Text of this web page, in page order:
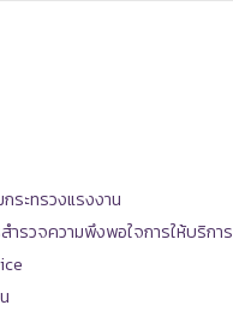
ระทรวงแรงงาน
ำรวจความพึงพอใจการให้บริการ